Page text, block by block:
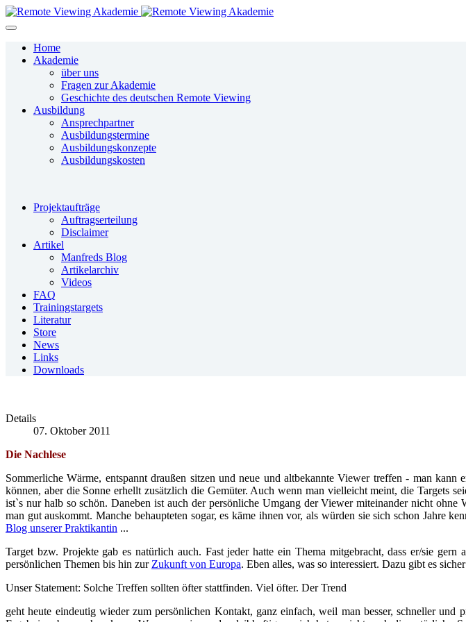
Home
Akademie
über uns
Fragen zur Akademie
Geschichte des deutschen Remote Viewing
Ausbildung
Ansprechpartner
Ausbildungstermine
Ausbildungskonzepte
Ausbildungskosten
Projektaufträge
Auftragserteilung
Disclaimer
Artikel
Manfreds Blog
Artikelarchiv
Videos
FAQ
Trainingstargets
Literatur
Store
News
Links
Downloads
Details
07. Oktober 2011
Die Nachlese
Sommerliche Wärme, entspannt draußen sitzen und neue und altbekannte Viewer treffen - man
können, aber die Sonne erhellt zusätzlich die Gemüter. Auch wenn man vielleicht meint, die Targets
ist`s nur halb so schön. Daneben ist auch der persönliche Umgang der Viewer miteinander nicht
man gut auskommt. Manche behaupteten sogar, es käme ihnen vor, als würden sie sich schon Jahre
Blog unserer Praktikantin ...
Target bzw. Projekte gab es natürlich auch. Fast jeder hatte ein Thema mitgebracht, dass er/sie
persönlichen Themen bis hin zur Zukunft von Europa. Eben alles, was so interessiert. Dazu gibt es
Unser Statement: Solche Treffen sollten öfter stattfinden. Viel öfter. Der Trend
geht heute eindeutig wieder zum persönlichen Kontakt, ganz einfach, weil man besser, schneller